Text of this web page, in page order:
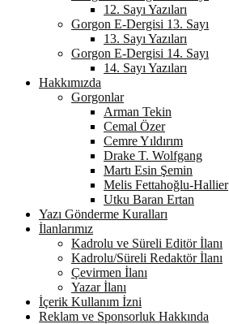
12. Sayı Yazıları
Gorgon E-Dergisi 13. Sayı
13. Sayı Yazıları
Gorgon E-Dergisi 14. Sayı
14. Sayı Yazıları
Hakkımızda
Gorgonlar
Arman Tekin
Cemal Özer
Cemre Yıldırım
Drake T. Wolfgang
Martı Esin Şemin
Melis Fettahoğlu-Hallier
Utku Baran Ertan
Yazı Gönderme Kuralları
İlanlarımız
Kadrolu ve Süreli Editör İlanı
Kadrolu/Süreli Redaktör İlanı
Çevirmen İlanı
Yazar İlanı
İçerik Kullanım İzni
Reklam ve Sponsorluk Hakkında